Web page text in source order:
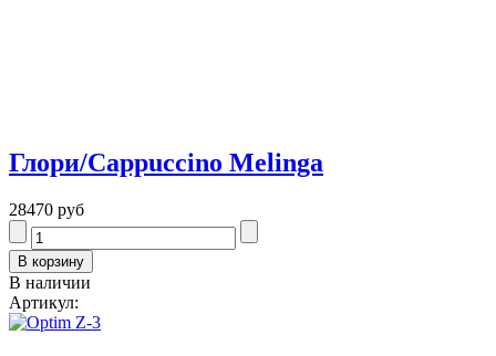
Глори/Cappuccino Melinga
28470 руб
В наличии
Артикул: